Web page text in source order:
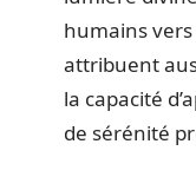
humains
attribuent
la capacité
de sérénité